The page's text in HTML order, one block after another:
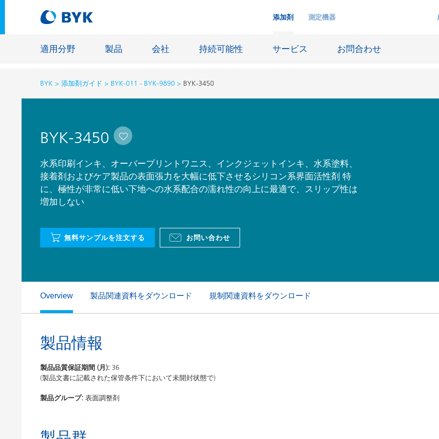
添加剤 測定機器
適用分野 製品 会社 持続可能性 サービス お問合わせ
適用分野別の推奨製品
接着剤およびシーリング材
建築塗料
自動車・車両用塗料
自動車補修塗料
缶コーティング
粘土（活性白土）触媒
コイルコーティング
床用塗料
鋳造および耐火
ホームケアおよび業務・工業用洗浄剤
潤滑油および離型
防食および船舶塗料
オイル&ガス分野
BYK 添加剤ガイド BYK-011 - BYK-9890 BYK-3450
BYK-3450
水系印刷インキ、オーバープリントワニス、インクジェットインキ、水系塗料、
接着剤およびケア製品の表面張力を大幅に低下させるシリコン系界面活性剤 特
に、極性が非常に低い下地への水系配合の濡れ性の向上に最適で、スリップ性は
増加しない
無料サンプルを注文する お問い合わせ
Overview 製品関連資料をダウンロード 規制関連資料をダウンロード
製品情報
製品品質保証期間 (月): 36
(製品文書に記載された保管条件下において未開封状態で)
製品グループ: 表面調整剤